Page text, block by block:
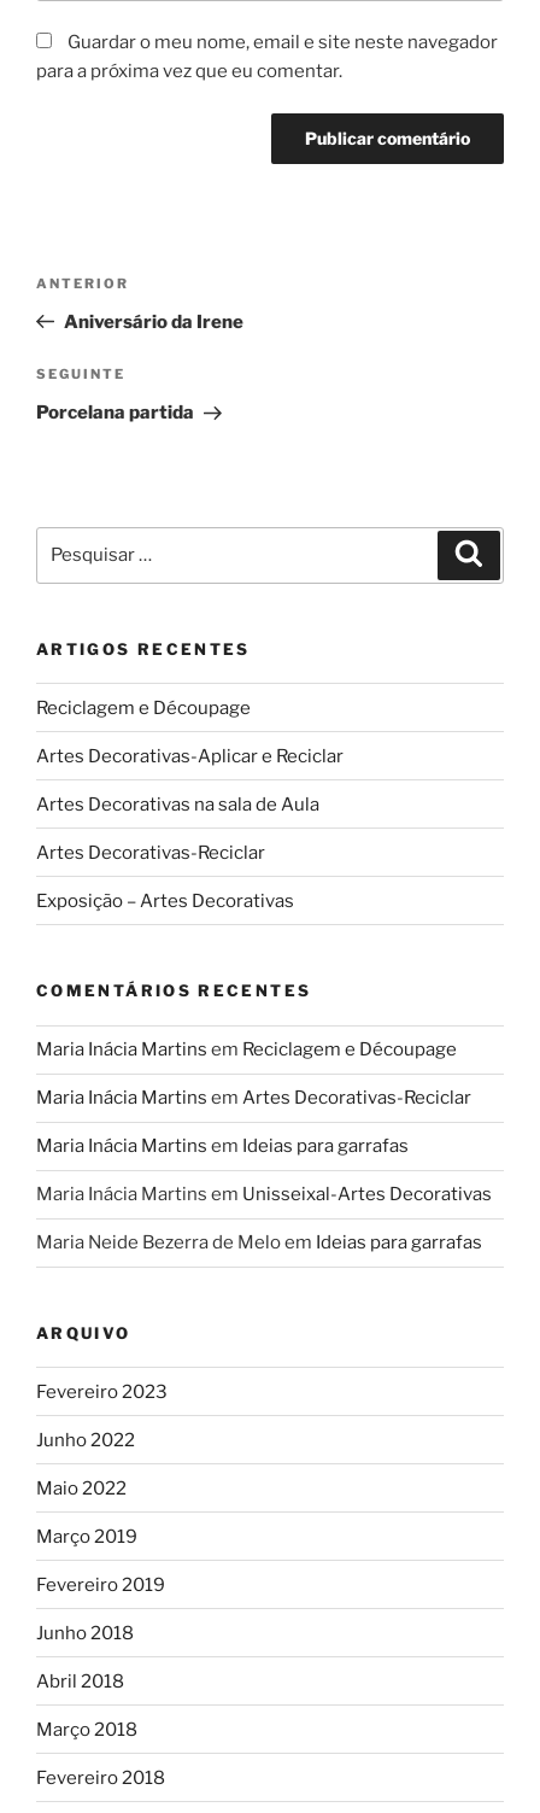
Guardar o meu nome, email e site neste navegador
para a próxima vez que eu comentar.
artigos
Conteúdo
anterior
ANTERIOR
Aniversário da Irene
Conteúdo
seguinte
SEGUINTE
Porcelana partida
por:
ARTIGOS RECENTES
Reciclagem e Découpage
Artes Decorativas-Aplicar e Reciclar
Artes Decorativas na sala de Aula
Artes Decorativas-Reciclar
Exposição – Artes Decorativas
COMENTÁRIOS RECENTES
Maria Inácia Martins em Reciclagem e Découpage
Maria Inácia Martins em Artes Decorativas-Reciclar
Maria Inácia Martins em Ideias para garrafas
Maria Inácia Martins em Unisseixal-Artes Decorativas
Maria Neide Bezerra de Meloem Ideias para garrafas
ARQUIVO
Fevereiro 2023
Junho 2022
Maio 2022
Março 2019
Fevereiro 2019
Junho 2018
Abril 2018
Março 2018
Fevereiro 2018